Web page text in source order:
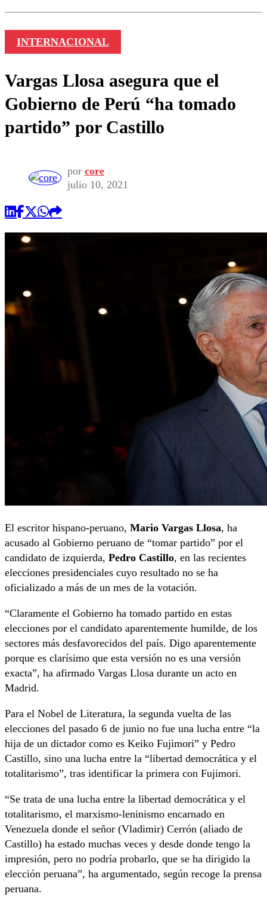
INTERNACIONAL
Vargas Llosa asegura que el
Gobierno de Perú “ha tomado
partido” por Castillo
por core
julio 10, 2021
El escritor hispano-peruano, Mario Vargas Llosa, ha
acusado al Gobierno peruano de “tomar partido” por el
candidato de izquierda, Pedro Castillo, en las recientes
elecciones presidenciales cuyo resultado no se ha
oficializado a más de un mes de la votación.
“Claramente el Gobierno ha tomado partido en estas
elecciones por el candidato aparentemente humilde, de los
sectores más desfavorecidos del país. Digo aparentemente
porque es clarísimo que esta versión no es una versión
exacta”, ha afirmado Vargas Llosa durante un acto en
Madrid.
Para el Nobel de Literatura, la segunda vuelta de las
elecciones del pasado 6 de junio no fue una lucha entre “la
hija de un dictador como es Keiko Fujimori” y Pedro
Castillo, sino una lucha entre la “libertad democrática y el
totalitarismo”, tras identificar la primera con Fujimori.
“Se trata de una lucha entre la libertad democrática y el
totalitarismo, el marxismo-leninismo encarnado en
Venezuela donde el señor (Vladimir) Cerrón (aliado de
Castillo) ha estado muchas veces y desde donde tengo la
impresión, pero no podría probarlo, que se ha dirigido la
elección peruana”, ha argumentado, según recoge la prensa
peruana.